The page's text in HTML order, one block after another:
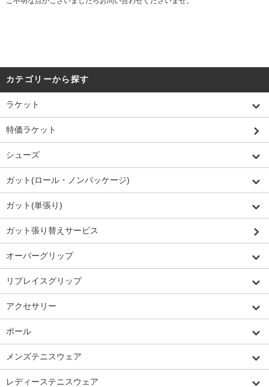
カテゴリーから探す
ラケット
特価ラケット
シューズ
ガット(ロール・ノンパッケージ)
ガット(単張り)
ガット張り替えサービス
オーバーグリップ
リプレイスグリップ
アクセサリー
ボール
メンズテニスウェア
レディーステニスウェア